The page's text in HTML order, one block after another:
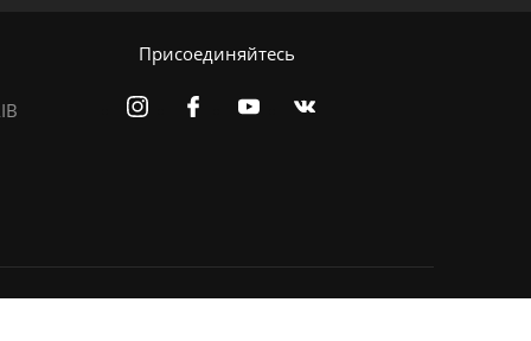
Присоединяйтесь
О компании Магазины Информация